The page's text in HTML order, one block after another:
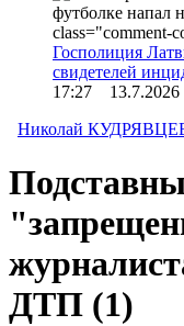
Госполиция
свидетелей
17:27 13.7.2026
Николай
ДТП (1)